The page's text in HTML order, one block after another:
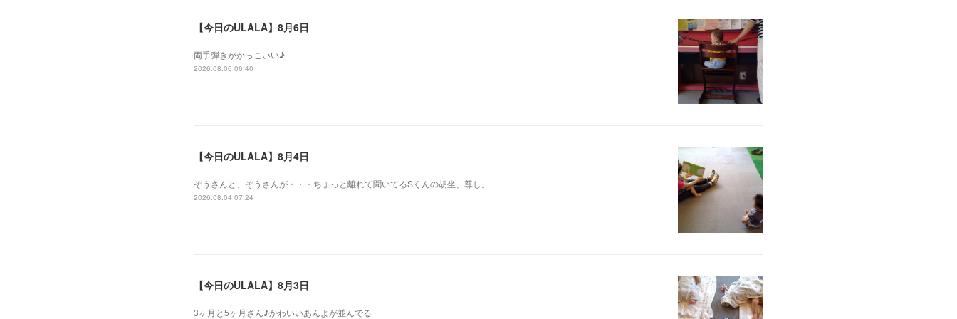
【今日のULALA】8月6日
両手弾きがかっこいい♪
2026.08.06 06:40
【今日のULALA】8月4日
ぞうさんと、ぞうさんが・・・ちょっと離れて聞いてるSくんの胡坐、尊し。
2026.08.04 07:24
【今日のULALA】8月3日
3ヶ月と5ヶ月さん♪かわいいあんよが並んでる